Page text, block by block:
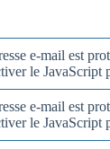
e-mail est
le JavaScript
e-mail est
le JavaScript